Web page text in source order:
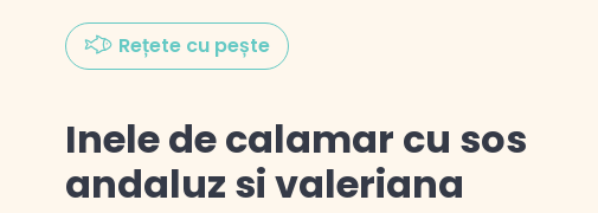
Gustul Libanului
Rețete cu pește
Inele de calamar cu sos
andaluz si valeriana